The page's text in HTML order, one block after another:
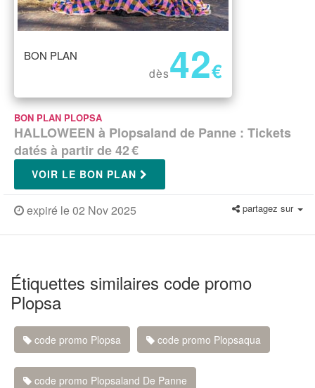
BON PLAN
dès42€
BON PLAN PLOPSA
HALLOWEEN à Plopsaland de Panne : Tickets
datés à partir de 42 €
VOIR LE BON PLAN
expiré le 02 Nov 2025 partagez sur
Étiquettes similaires code promo
Plopsa
code promo Plopsa code promo Plopsaqua
code promo Plopsaland De Panne